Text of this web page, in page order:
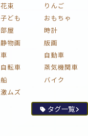
花束
りんご
子ども
おもちゃ
部屋
時計
静物画
版画
車
自動車
自転車
蒸気機関車
船
バイク
激ムズ
タグ一覧